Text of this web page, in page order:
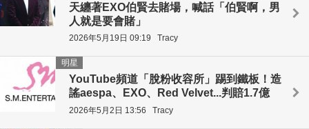
天纏著EXO伯賢去賭場，喊話「伯賢啊，男
人就是要會賭」
2026年5月19日 09:19 Tracy
YouTube頻道「脫粉收容所」踢到鐵板！造
謠aespa、EXO、Red Velvet...判賠1.7億
明星
2026年5月2日 13:56 Tracy